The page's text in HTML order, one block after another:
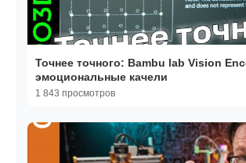
Точнее точного: Bambu lab Vision
эмоциональные качели
1 843 просмотров